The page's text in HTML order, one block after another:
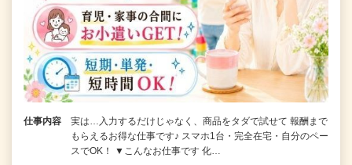
仕事内容
実は…入力するだけじゃなく、商品をタダで試せて 報酬まで
もらえるお得な仕事です♪ スマホ1台・完全在宅・自分のペー
スでOK！ ▼こんなお仕事です 化…